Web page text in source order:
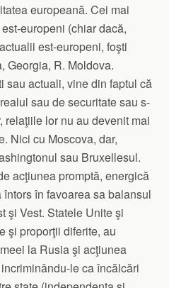
europeană. Cei mai
europeni (chiar dacă,
est-europeni, foşti
Georgia, R. Moldova.
sau actuali, vine din faptul că
sau de securitate sau s-
relaţiile lor nu au devenit mai
Nici cu Moscova, dar,
sau Bruxellesul.
acţiunea promptă, energică
în favoarea sa balansul
şi Vest. Statele Unite şi
şi proporţii diferite, au
la Rusia şi acţiunea
le ca încălcări